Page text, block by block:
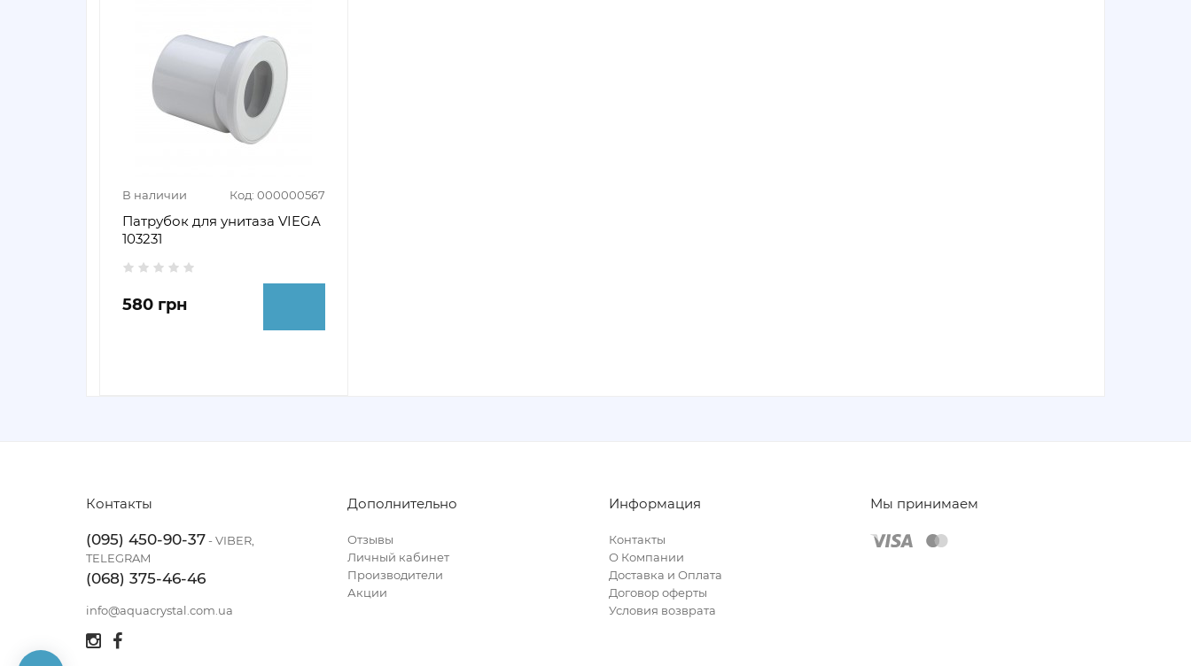
В наличии Код: 000000567
Патрубок для унитаза VIEGA
103231
580 грн
Контакты
(095) 450-90-37- VIBER,
TELEGRAM
(068) 375-46-46
info@aquacrystal.com.ua
Дополнительно
Отзывы
Личный кабинет
Производители
Акции
Информация
Контакты
О Компании
Доставка и Оплата
Договор оферты
Условия возврата
Мы принимаем